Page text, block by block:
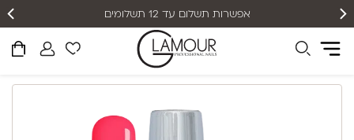
אפשרות תשלום עד 12 תשלומים